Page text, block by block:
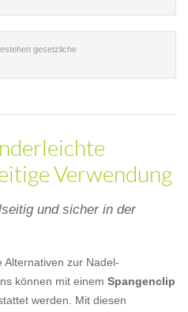
gesetzliche
Verwendung
und sicher in der
Alternativen zur Nadel-
können mit einem Spangenclip
werden. Mit diesen